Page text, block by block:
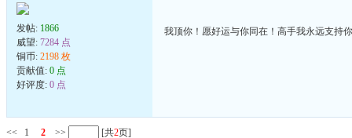
发帖: 1866
威望: 7284 点
铜币: 2198 枚
贡献值: 0 点
好评度: 0 点
我顶你！愿好运与你同在！高手我永远支持
<< 1 2 >> [共2页]